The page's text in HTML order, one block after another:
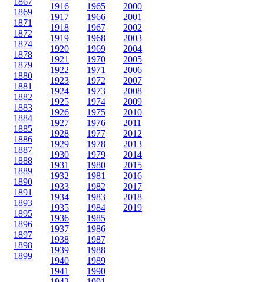
1869
1871
1872
1874
1878
1879
1880
1881
1882
1883
1884
1885
1886
1887
1888
1889
1890
1891
1893
1895
1896
1897
1898
1899
1916
1917
1918
1919
1920
1921
1922
1923
1924
1925
1926
1927
1928
1929
1930
1931
1932
1933
1934
1935
1936
1937
1938
1939
1940
1941
1965
1966
1967
1968
1969
1970
1971
1972
1973
1974
1975
1976
1977
1978
1979
1980
1981
1982
1983
1984
1985
1986
1987
1988
1989
1990
2000
2001
2002
2003
2004
2005
2006
2007
2008
2009
2010
2011
2012
2013
2014
2015
2016
2017
2018
2019